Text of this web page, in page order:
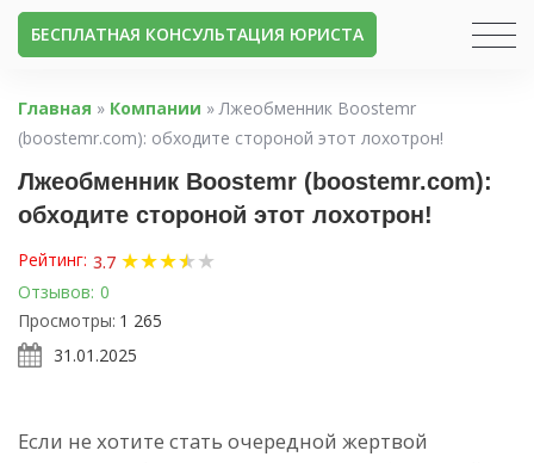
БЕСПЛАТНАЯ КОНСУЛЬТАЦИЯ ЮРИСТА
Главная » Компании »Лжеобменник Boostemr
(boostemr.com): обходите стороной этот лохотрон!
Лжеобменник Boostemr (boostemr.com):
обходите стороной этот лохотрон!
Рейтинг: 3.7 ★★★★
★★
Отзывов: 0
Просмотры: 1 265
31.01.2025
Если не хотите стать очередной жертвой